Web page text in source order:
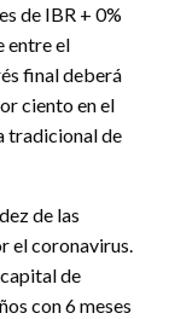
de IBR + 0%
entre el
final deberá
ciento en el
tradicional de
de las
el coronavirus.
de
con 6 meses